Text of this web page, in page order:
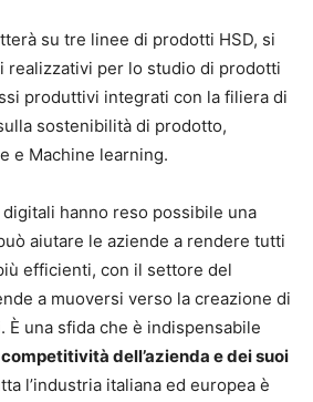
su tre linee di prodotti HSD, si
realizzativi per lo studio di prodotti
produttivi integrati con la filiera di
sostenibilità di prodotto,
e Machine learning.
hanno reso possibile una
aiutare le aziende a rendere tutti
efficienti, con il settore del
a muoversi verso la creazione di
una sfida che è indispensabile
dell’azienda e dei suoi
l’industria italiana ed europea è